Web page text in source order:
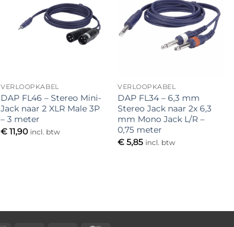
Toevoegen
aan
verlanglijst
VERLOOPKABEL
DAP FL46 – Stereo Mini-
Jack naar 2 XLR Male 3P
– 3 meter
€11,90 incl. btw
Toevoegen
aan
verlanglijst
VERLOOPKABEL
DAP FL34 – 6,3 mm
Stereo Jack naar 2x 6,3
mm Mono Jack L/R –
0,75 meter
€5,85 incl. btw